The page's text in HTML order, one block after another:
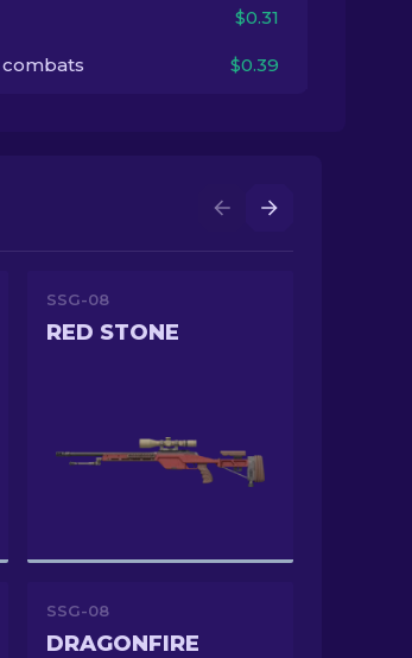
$0.31
$0.39
SSG-08
RED STONE
SSG-08
DRAGONFIRE